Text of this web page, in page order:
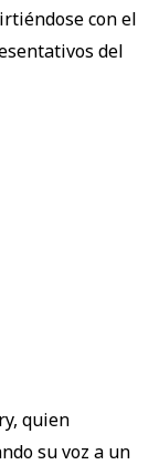
con el
del
quien
su voz a un